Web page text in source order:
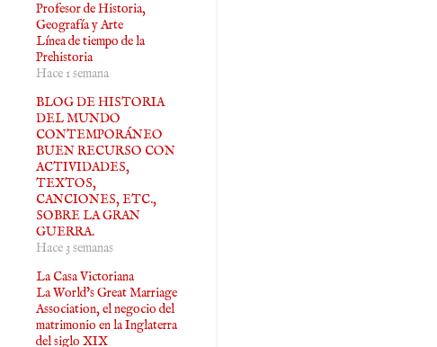
Profesor de Historia,
Geografía y Arte
Línea de tiempo de la
Prehistoria
Hace 1 semana
BLOG DE HISTORIA
DEL MUNDO
CONTEMPORÁNEO
BUEN RECURSO CON
ACTIVIDADES,
TEXTOS,
CANCIONES, ETC.,
SOBRE LA GRAN
GUERRA.
Hace 3 semanas
La Casa Victoriana
La World’s Great Marriage
Association, el negocio del
matrimonio en la Inglaterra
del siglo XIX